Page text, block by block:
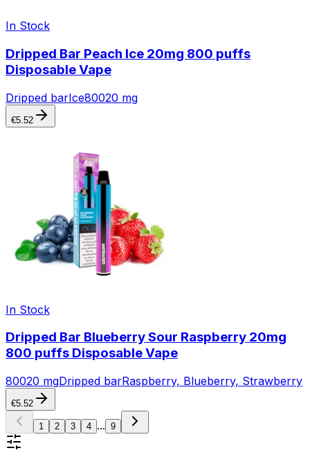
In Stock
Dripped Bar Peach Ice 20mg 800 puffs
Disposable Vape
Dripped barIce80020 mg
€5.52
In Stock
Dripped Bar Blueberry Sour Raspberry 20mg
800 puffs Disposable Vape
80020 mgDripped barRaspberry, Blueberry, Strawberry
€5.52
1 2 3 4 ... 9